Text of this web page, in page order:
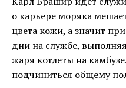
о карьере моряка
цвета кожи, а значит
дни на службе,
жаря котлеты на
подчиниться общему